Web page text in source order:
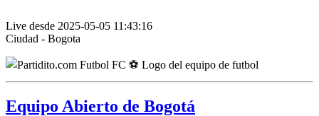
Live desde 2025-05-05 11:43:16
Ciudad - Bogota
Equipo Abierto de Bogotá